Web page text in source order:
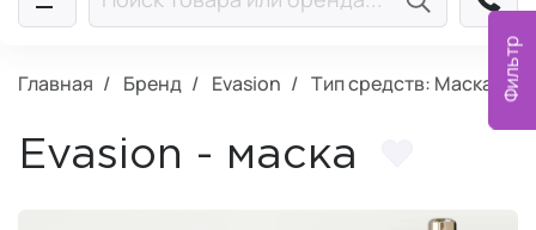
Фильтр
Главная Бренд Evasion Тип средств: Маска
Evasion - маска